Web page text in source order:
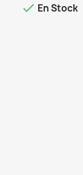
 En Stock